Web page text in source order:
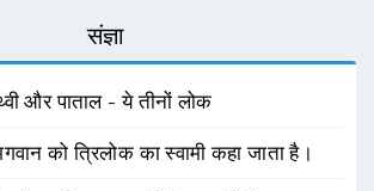
संज्ञा
और पाताल - ये तीनों लोक
को त्रिलोक का स्वामी कहा जाता है।